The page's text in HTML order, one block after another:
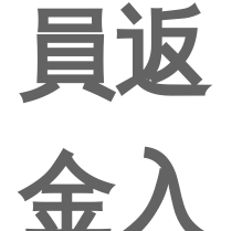
員返
金入